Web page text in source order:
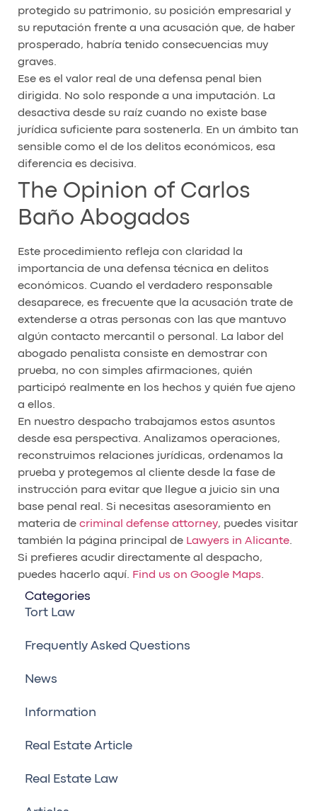
protegido su patrimonio, su posición empresarial y
su reputación frente a una acusación que, de haber
prosperado, habría tenido consecuencias muy
graves.
Ese es el valor real de una defensa penal bien
dirigida. No solo responde a una imputación. La
desactiva desde su raíz cuando no existe base
jurídica suficiente para sostenerla. En un ámbito tan
sensible como el de los delitos económicos, esa
diferencia es decisiva.
The Opinion of Carlos
Baño Abogados
Este procedimiento refleja con claridad la
importancia de una defensa técnica en delitos
económicos. Cuando el verdadero responsable
desaparece, es frecuente que la acusación trate de
extenderse a otras personas con las que mantuvo
algún contacto mercantil o personal. La labor del
abogado penalista consiste en demostrar con
prueba, no con simples afirmaciones, quién
participó realmente en los hechos y quién fue ajeno
a ellos.
En nuestro despacho trabajamos estos asuntos
desde esa perspectiva. Analizamos operaciones,
reconstruimos relaciones jurídicas, ordenamos la
prueba y protegemos al cliente desde la fase de
instrucción para evitar que llegue a juicio sin una
base penal real. Si necesitas asesoramiento en
materia de criminal defense attorney, puedes visitar
también la página principal de Lawyers in Alicante
Si prefieres acudir directamente al despacho,
puedes hacerlo aquí.
Find us on Google Maps
Categories
Tort Law
Frequently Asked Questions
News
Information
Real Estate Article
Real Estate Law